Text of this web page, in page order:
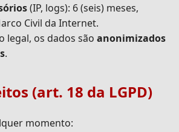
(IP, logs): 6 (seis) meses,
Civil da Internet.
legal, os dados são anonimizados
.
(art. 18 da LGPD)
momento: